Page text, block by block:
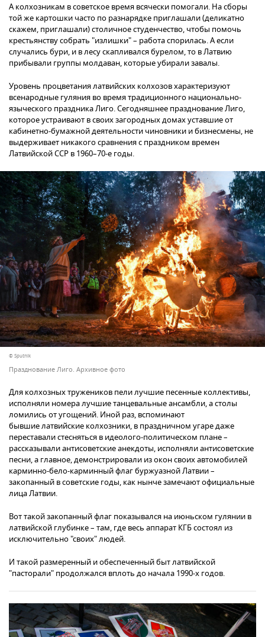
А колхозникам в советское время всячески помогали. На сборы
той же картошки часто по разнарядке приглашали (деликатно
скажем, приглашали) столичное студенчество, чтобы помочь
крестьянству собрать "излишки" – работа спорилась. А если
случались бури, и в лесу скапливался бурелом, то в Латвию
прибывали группы молдаван, которые убирали завалы.
Уровень процветания латвийских колхозов характеризуют
всенародные гуляния во время традиционного национально-
языческого праздника Лиго. Сегодняшнее празднование Лиго,
которое устраивают в своих загородных домах уставшие от
кабинетно-бумажной деятельности чиновники и бизнесмены, не
выдерживает никакого сравнения с праздником времен
Латвийской ССР в 1960–70-е годы.
© Sputnik
Празднование Лиго. Архивное фото
Для колхозных тружеников пели лучшие песенные коллективы,
исполняли номера лучшие танцевальные ансамбли, а столы
ломились от угощений. Иной раз, вспоминают
бывшие латвийские колхозники, в праздничном угаре даже
переставали стесняться в идеолого-политическом плане –
рассказывали антисоветские анекдоты, исполняли антисоветские
песни, а главное, демонстрировали из окон своих автомобилей
карминно-бело-карминный флаг буржуазной Латвии –
закопанный в советские годы, как нынче замечают официальные
лица Латвии.
Вот такой закопанный флаг показывался на июньском гулянии в
латвийской глубинке – там, где весь аппарат КГБ состоял из
исключительно "своих" людей.
И такой размеренный и обеспеченный быт латвийской
"пасторали" продолжался вплоть до начала 1990-х годов.